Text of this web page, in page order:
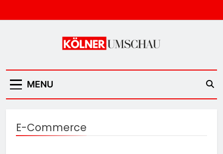
to
Kölner Umschau
MENU
E-Commerce